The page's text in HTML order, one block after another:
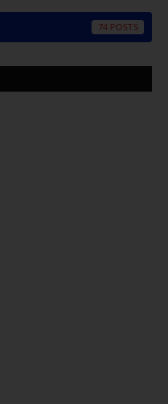
74